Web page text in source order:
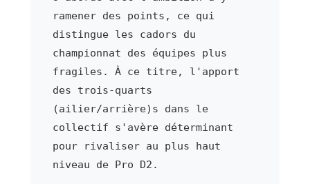
ramener des points, ce qui
distingue les cadors du
championnat des équipes plus
fragiles. À ce titre, l'apport
des trois-quarts
(ailier/arrière)s dans le
collectif s'avère déterminant
pour rivaliser au plus haut
niveau de Pro D2.